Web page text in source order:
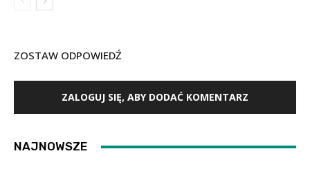
ZOSTAW ODPOWIEDŹ
ZALOGUJ SIĘ, ABY DODAĆ KOMENTARZ
NAJNOWSZE